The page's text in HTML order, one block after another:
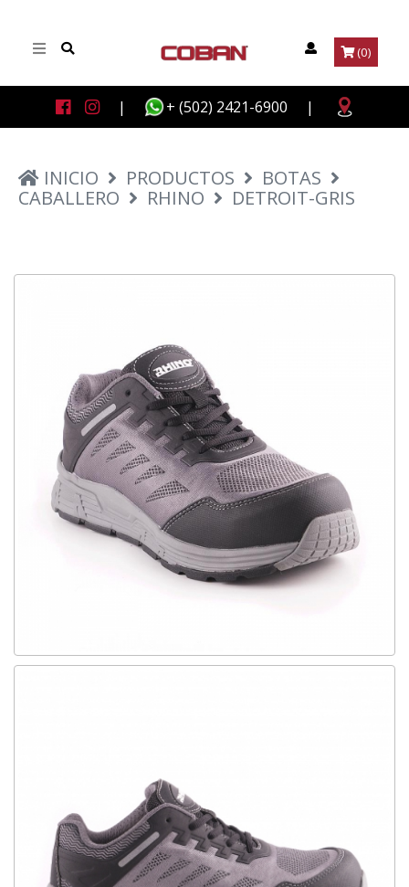
(0)
| + (502) 2421-6900 |
INICIO PRODUCTOS
BOTAS
CABALLERO
RHINO DETROIT-GRIS